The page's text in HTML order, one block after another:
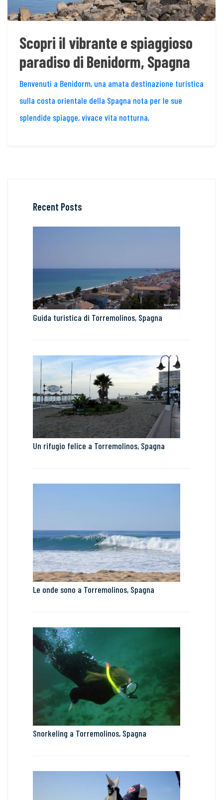
Scopri il vibrante e spiaggioso
paradiso di Benidorm, Spagna
Benvenuti a Benidorm, una amata destinazione turistica
sulla costa orientale della Spagna nota per le sue
splendide spiagge, vivace vita notturna,
Recent Posts
Guida turistica di Torremolinos, Spagna
Un rifugio felice a Torremolinos, Spagna
Le onde sono a Torremolinos, Spagna
Snorkeling a Torremolinos, Spagna